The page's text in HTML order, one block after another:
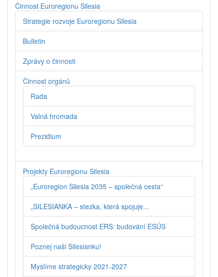
Činnost Euroregionu Silesia
Strategie rozvoje Euroregionu Silesia
Bulletin
Zprávy o činnosti
Činnost orgánů
Rada
Valná hromada
Prezidium
Projekty Euroregionu Silesia
„Euroregion Silesia 2035 – společná cesta“
„SILESIANKA – stezka, která spojuje...
Společná budoucnost ERS: budování ESÚS
Poznej naši Silesianku!
Myslíme strategicky 2021-2027